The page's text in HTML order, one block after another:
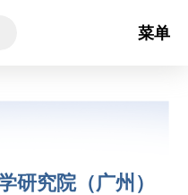
菜单
研究院（广州）